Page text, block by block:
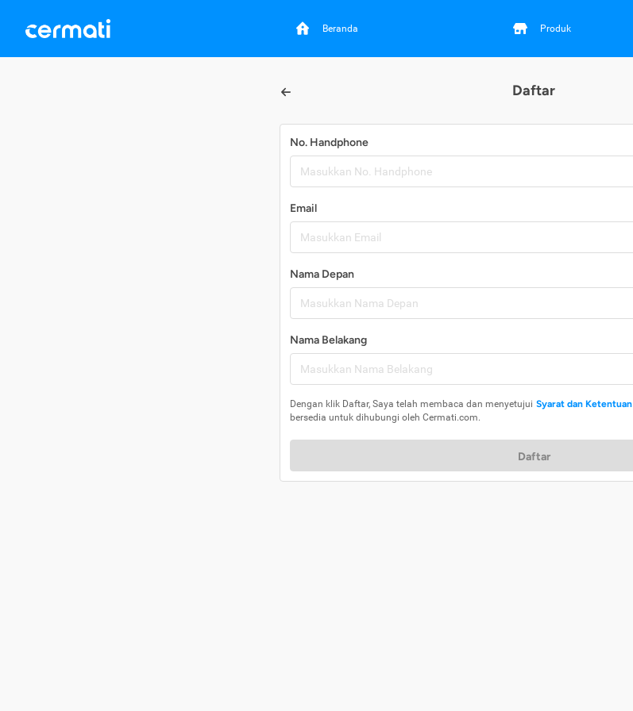
Beranda Produk
Daftar
No. Handphone
Email
Nama Depan
Nama Belakang
Dengan klik Daftar, Saya telah membaca dan menyetujui Syarat dan Ketentuan
bersedia untuk dihubungi oleh Cermati.com.
Daftar